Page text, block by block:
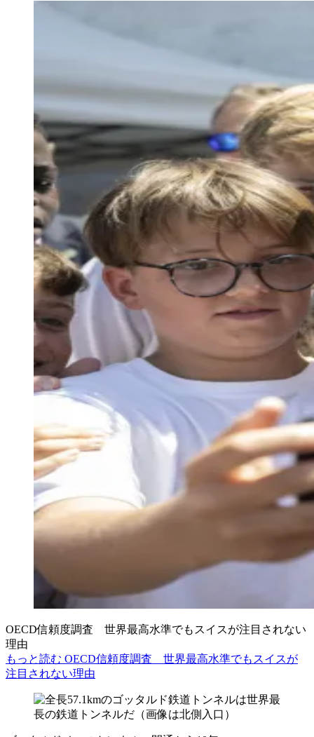
OECD信頼度調査 世界最高水準でもスイスが注目されない
理由
もっと読む OECD信頼度調査 世界最高水準でもスイスが
注目されない理由